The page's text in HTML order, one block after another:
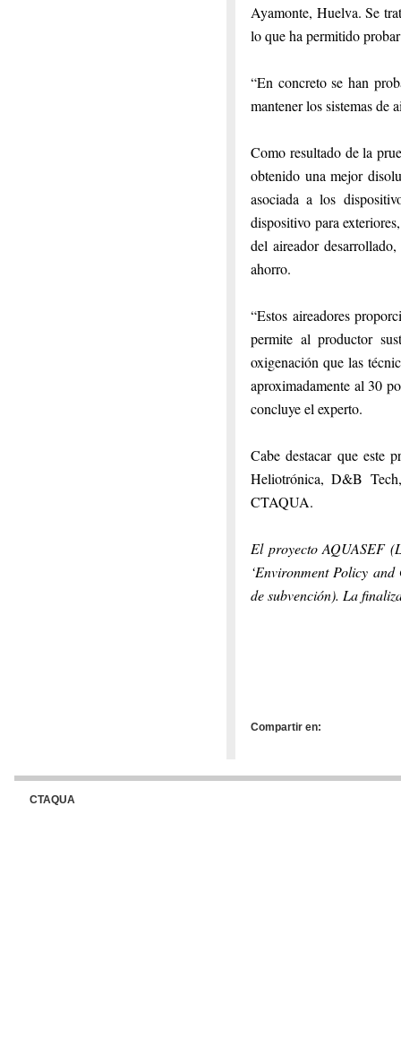
Ayamonte, Huelva. Se
lo que ha permitido
“En concreto se han
mantener los sistemas de
Como resultado de la
obtenido una mejor
asociada a los
dispositivo para
del aireador
ahorro.
“Estos aireadores
permite al productor
oxigenación que las
aproximadamente al 30
concluye el experto.
Cabe destacar que este
Heliotrónica, D&B
CTAQUA.
El proyecto AQUASEF
‘Environment Policy
de subvención). La
Compartir en:
CTAQUA